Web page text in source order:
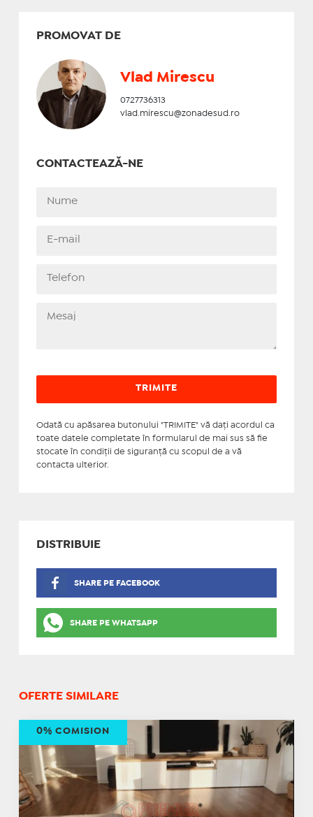
PROMOVAT DE
Vlad Mirescu
0727736313
vlad.mirescu@zonadesud.ro
CONTACTEAZĂ-NE
Odată cu apăsarea butonului "TRIMITE" vă daţi acordul ca
toate datele completate în formularul de mai sus să fie
stocate în condiţii de siguranţă cu scopul de a vă
contacta ulterior.
DISTRIBUIE
SHARE PE FACEBOOK
SHARE PE WHATSAPP
OFERTE SIMILARE
0% COMISION